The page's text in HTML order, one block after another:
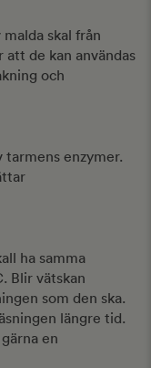
skal från
de kan användas
och
tarmens enzymer.
ha samma
Blir vätskan
som den ska.
längre tid.
en